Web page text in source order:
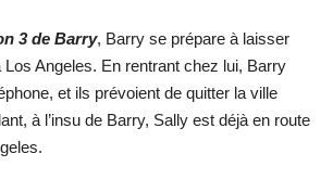
3 de Barry, Barry se prépare à laisser
Angeles. En rentrant chez lui, Barry
et ils prévoient de quitter la ville
à l’insu de Barry, Sally est déjà en route